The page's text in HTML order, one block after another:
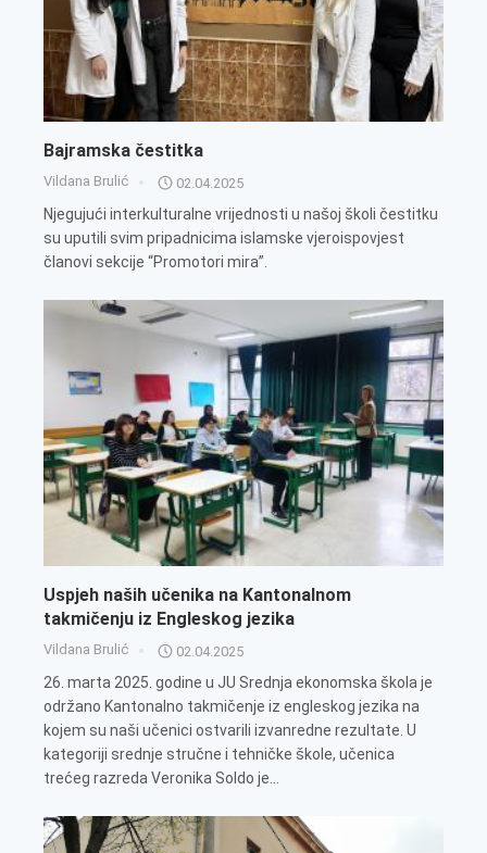
Bajramska čestitka
Vildana Brulić 02.04.2025
Njegujući interkulturalne vrijednosti u našoj školi čestitku
su uputili svim pripadnicima islamske vjeroispovjest
članovi sekcije “Promotori mira”.
Uspjeh naših učenika na Kantonalnom
takmičenju iz Engleskog jezika
Vildana Brulić 02.04.2025
26. marta 2025. godine u JU Srednja ekonomska škola je
održano Kantonalno takmičenje iz engleskog jezika na
kojem su naši učenici ostvarili izvanredne rezultate. U
kategoriji srednje stručne i tehničke škole, učenica
trećeg razreda Veronika Soldo je...